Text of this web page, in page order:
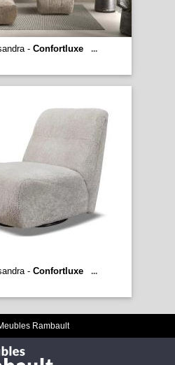
- Confortluxe
...
- Confortluxe
...
Rambault